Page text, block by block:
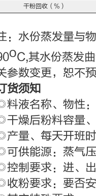
干粉回收（%）
：水份蒸发量与
oC,其水份蒸发
参数变更，恕不
货须知
料液名称、物性
干燥后粉料容量
产量、每天开班
可供能源：蒸气
控制要求：进、
收粉要求：要否